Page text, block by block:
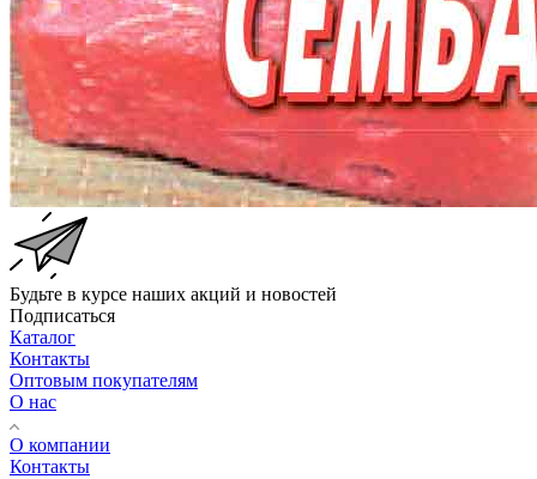
Будьте в курсе наших акций и новостей
Подписаться
Каталог
Контакты
Оптовым покупателям
О нас
О компании
Контакты